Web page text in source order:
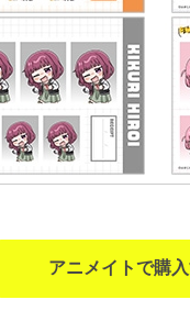
アニメイトで購